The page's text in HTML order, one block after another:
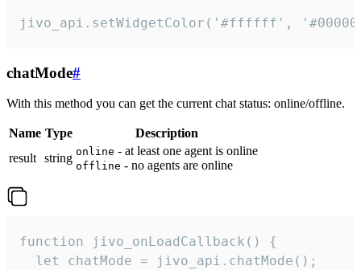
jivo_api.setWidgetColor('#ffffff',
chatMode#
With this method you can get the current chat status: online/offline.
Name Type
Description
result string online - at least one agent is online
offline - no agents are online
function jivo_onLoadCallback() {
  let chatMode = jivo_api.chatMode();